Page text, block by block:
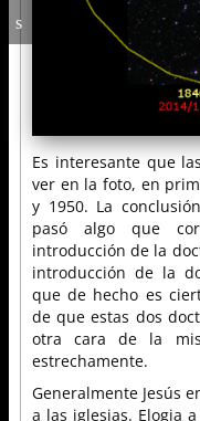
Es interesante que
ver en la foto, en
y 1950. La
pasó algo que
introducción de la
introducción de la
que de hecho es
de que estas dos
otra cara de la
estrechamente.
Generalmente Jesús
a las iglesias. Elogia